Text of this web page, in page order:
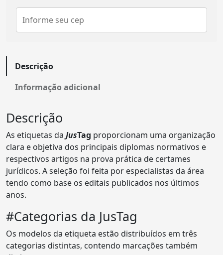
Descrição
Informação adicional
Descrição
As etiquetas da JusTag proporcionam uma organização
clara e objetiva dos principais diplomas normativos e
respectivos artigos na prova prática de certames
jurídicos. A seleção foi feita por especialistas da área
tendo como base os editais publicados nos últimos
anos.
#Categorias da JusTag
Os modelos da etiqueta estão distribuídos em três
categorias distintas, contendo marcações também